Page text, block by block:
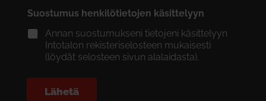
Suostumus henkilötietojen käsittelyyn *
Annan suostumukseni tietojeni käsittelyyn
Intotalon rekisteriselosteen mukaisesti
(löydät selosteen sivun alalaidasta).
Lähetä